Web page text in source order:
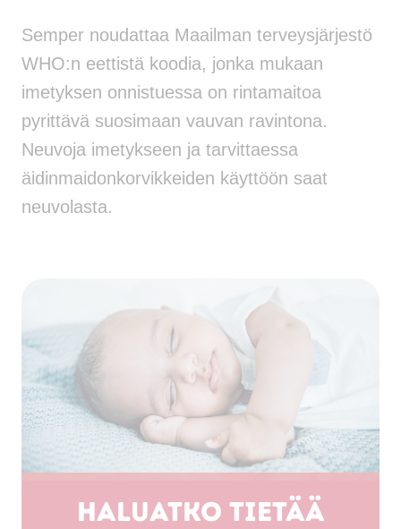
Semper noudattaa Maailman terveysjärjestö
WHO:n eettistä koodia, jonka mukaan
imetyksen onnistuessa on rintamaitoa
pyrittävä suosimaan vauvan ravintona.
Neuvoja imetykseen ja tarvittaessa
äidinmaidonkorvikkeiden käyttöön saat
neuvolasta.
Haluatko tietää